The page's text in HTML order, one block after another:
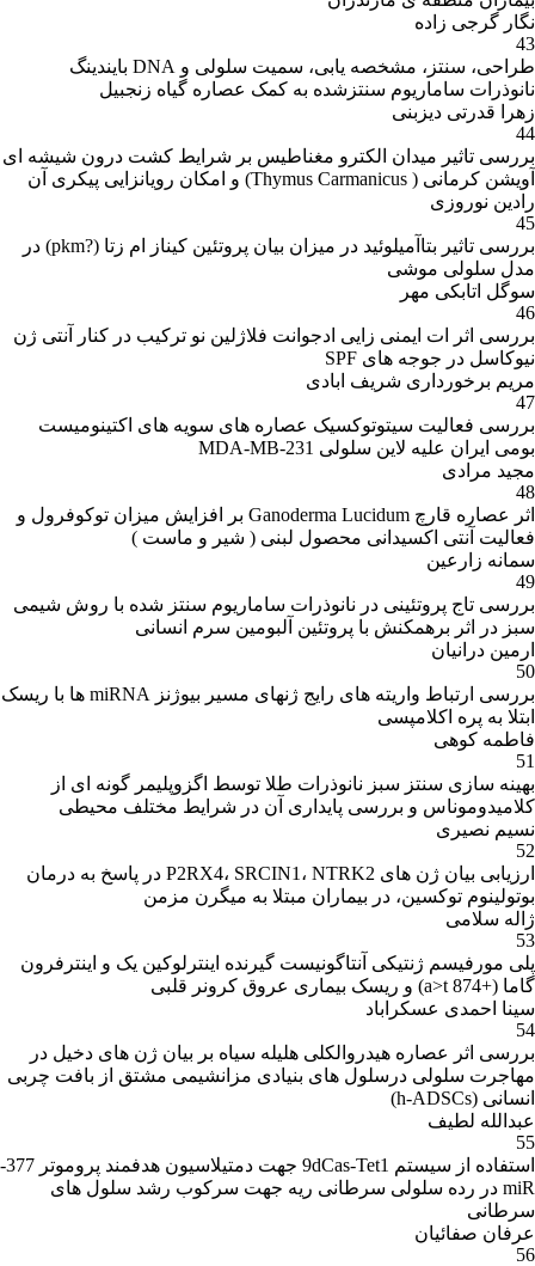
نگار گرجی زاده
43
طراحی، سنتز، مشخصه یابی، سمیت سلولی و DNA بایندینگ
نانوذرات ساماریوم سنتزشده به کمک عصاره گیاه زنجبیل
زهرا قدرتی دیزبنی
44
بررسی تاثیر میدان الکترو مغناطیس بر شرایط کشت درون شیشه ای
آویشن کرمانی ( Thymus Carmanicus) و امکان رویانزایی پیکری آن
رادین نوروزی
45
بررسی تاثیر بتاآمیلوئید در میزان بیان پروتئین کیناز ام زتا (?pkm) در
مدل سلولی موشی
سوگل اتابکی مهر
46
بررسی اثر ات ایمنی زایی ادجوانت فلاژلین نو ترکیب در کنار آنتی ژن
نیوکاسل در جوجه های SPF
مریم برخورداری شریف ابادی
47
بررسی فعالیت سیتوتوکسیک عصاره های سویه های اکتینومیست
بومی ایران علیه لاین سلولی MDA-MB-231
مجید مرادی
48
اثر عصاره قارچ Ganoderma Lucidum بر افزایش میزان توکوفرول و
فعالیت آنتی اکسیدانی محصول لبنی ( شیر و ماست )
سمانه زارعین
49
بررسی تاج پروتئینی در نانوذرات ساماریوم سنتز شده با روش شیمی
سبز در اثر برهمکنش با پروتئین آلبومین سرم انسانی
ارمین درانیان
50
بررسی ارتباط واریته های رایج ژنهای مسیر بیوژنز miRNA ها با ریسک
ابتلا به پره اکلامپسی
فاطمه کوهی
51
بهینه سازی سنتز سبز نانوذرات طلا توسط اگزوپلیمر گونه ای از
کلامیدوموناس و بررسی پایداری آن در شرایط مختلف محیطی
نسیم نصیری
52
ارزیابی بیان ژن های P2RX4، SRCIN1، NTRK2 در پاسخ به درمان
بوتولینوم توکسین، در بیماران مبتلا به میگرن مزمن
ژاله سلامی
53
پلی مورفیسم ژنتیکی آنتاگونیست گیرنده اینترلوکین یک و اینترفرون
گاما (+874 a>t) و ریسک بیماری عروق کرونر قلبی
سینا احمدی عسکراباد
54
بررسی اثر عصاره هیدروالکلی هلیله سیاه بر بیان ژن های دخیل در
مهاجرت سلولی درسلول های بنیادی مزانشیمی مشتق از بافت چربی
انسانی (h-ADSCs)
عبدالله لطیف
55
استفاده از سیستم 9dCas-Tet1 جهت دمتیلاسیون هدفمند پروموتر 377-
miR در رده سلولی سرطانی ریه جهت سرکوب رشد سلول های
سرطانی
عرفان صفائیان
56